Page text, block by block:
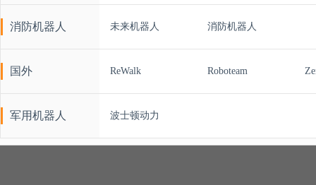
消防机器人 未来机器人 消防机器人
国外 ReWalk Roboteam
军用机器人 波士顿动力